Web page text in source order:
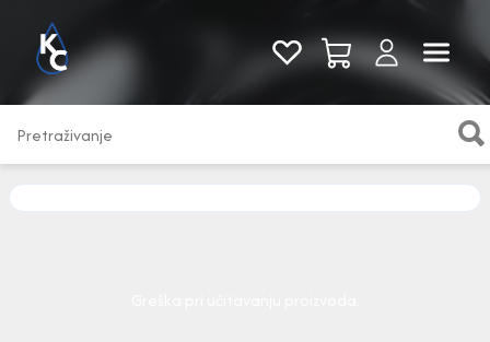
Pogledaj sve